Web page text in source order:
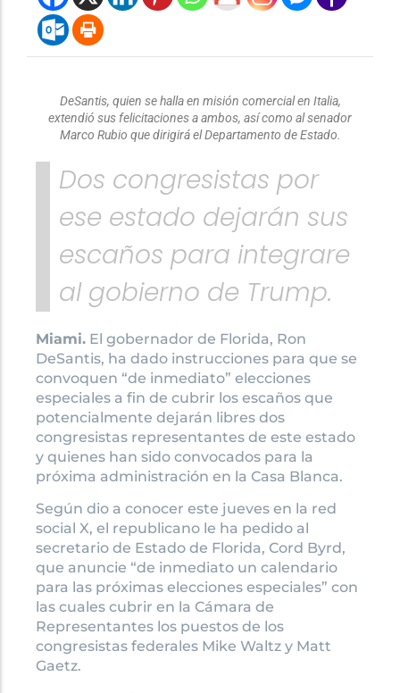
DeSantis, quien se halla en misión comercial en Italia,
extendió sus felicitaciones a ambos, así como al senador
Marco Rubio que dirigirá el Departamento de Estado.
Dos congresistas por
ese estado dejarán sus
escaños para integrare
al gobierno de Trump.
Miami. El gobernador de Florida, Ron
DeSantis, ha dado instrucciones para que se
convoquen “de inmediato” elecciones
especiales a fin de cubrir los escaños que
potencialmente dejarán libres dos
congresistas representantes de este estado
y quienes han sido convocados para la
próxima administración en la Casa Blanca.
Según dio a conocer este jueves en la red
social X, el republicano le ha pedido al
secretario de Estado de Florida, Cord Byrd,
que anuncie “de inmediato un calendario
para las próximas elecciones especiales” con
las cuales cubrir en la Cámara de
Representantes los puestos de los
congresistas federales Mike Waltz y Matt
Gaetz.